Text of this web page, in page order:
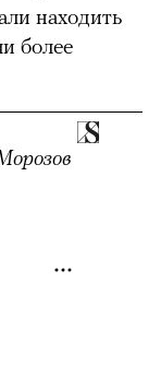
находить
более